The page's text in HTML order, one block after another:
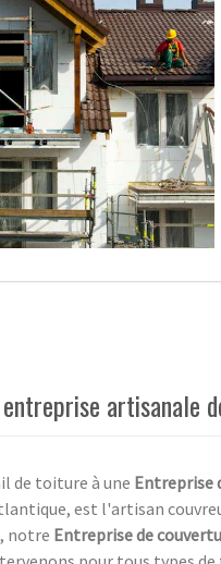
artisanale
de toiture à une Entreprise
est l'artisan
notre Entreprise de